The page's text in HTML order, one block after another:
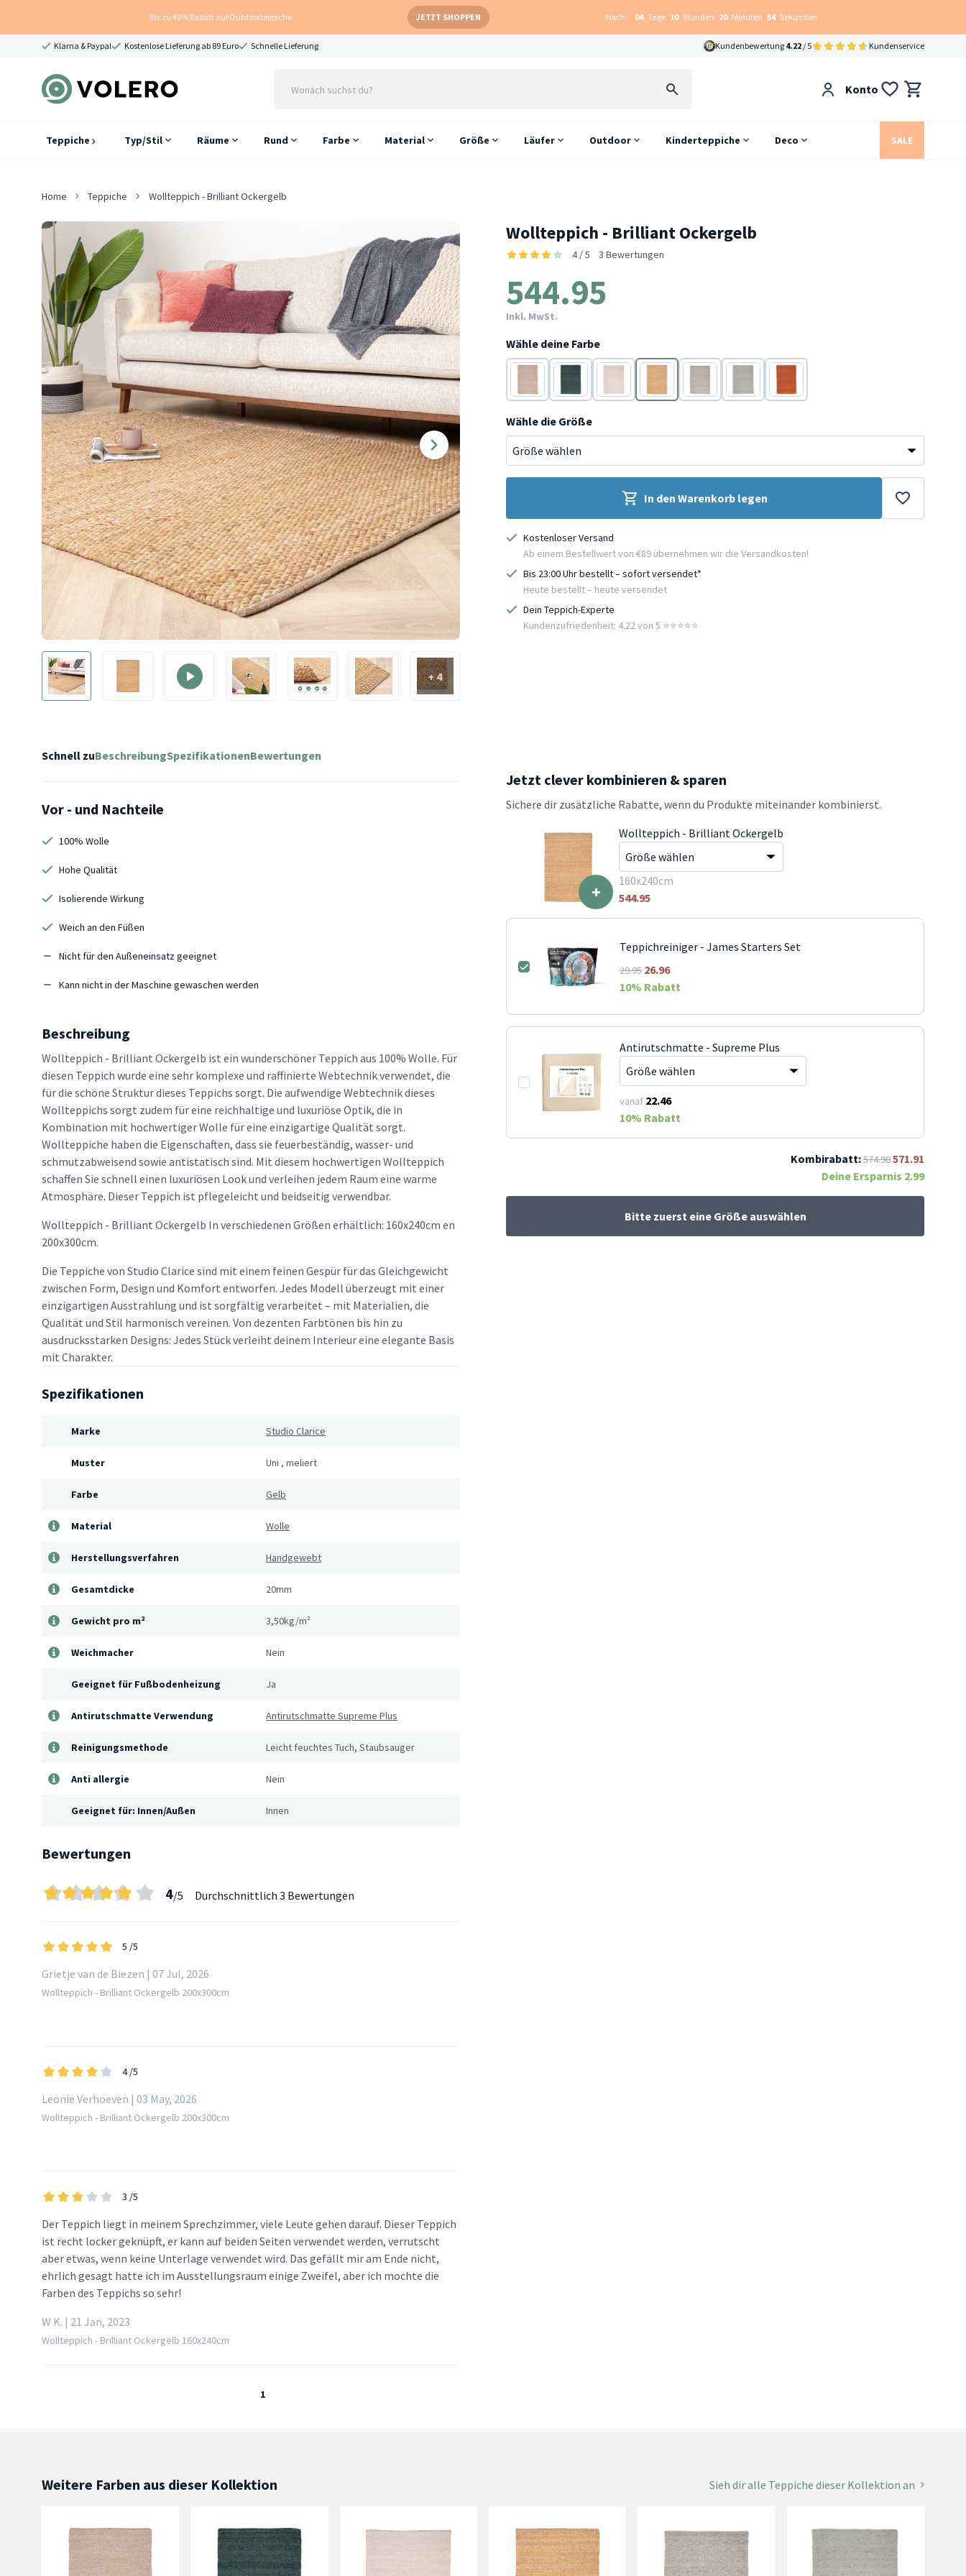
Bis zu 40% Rabatt auf Outdoorteppiche JETZT SHOPPEN Noch: 04 Tage 10 Stunden 20 Minuten 53 Sekunden
Klarna & Paypal Kostenlose Lieferung ab 89 Euro Schnelle Lieferung Kundenbewertung 4.22 / 5 Kundenservice
Konto
Teppiche Typ/Stil Räume Rund Farbe Material Größe Läufer Outdoor Kinderteppiche Deco SALE
Home Teppiche Wollteppich - Brilliant Ockergelb
+ 4
Wollteppich - Brilliant Ockergelb
4 / 5 3 Bewertungen
544.95
Inkl. MwSt.
Wähle deine Farbe
Beige Blau Creme Gelb Grau Mint
Rot
Wähle die Größe
In den Warenkorb legen
Kostenloser Versand
Ab einem Bestellwert von €89 übernehmen wir die Versandkosten!
Bis 23:00 Uhr bestellt – sofort versendet*
Heute bestellt – heute versendet
Dein Teppich-Experte
Kundenzufriedenheit: 4.22 von 5 ⭐️⭐️⭐️⭐️⭐️
Schnell zuBeschreibungSpezifikationenBewertungen
Vor - und Nachteile
100% Wolle
Hohe Qualität
Isolierende Wirkung
Weich an den Füßen
Nicht für den Außeneinsatz geeignet
Kann nicht in der Maschine gewaschen werden
Beschreibung
Wollteppich - Brilliant Ockergelb ist ein wunderschöner Teppich aus 100% Wolle. Für
diesen Teppich wurde eine sehr komplexe und raffinierte Webtechnik verwendet, die
für die schöne Struktur dieses Teppichs sorgt. Die aufwendige Webtechnik dieses
Wollteppichs sorgt zudem für eine reichhaltige und luxuriöse Optik, die in
Kombination mit hochwertiger Wolle für eine einzigartige Qualität sorgt.
Wollteppiche haben die Eigenschaften, dass sie feuerbeständig, wasser- und
schmutzabweisend sowie antistatisch sind. Mit diesem hochwertigen Wollteppich
schaffen Sie schnell einen luxuriösen Look und verleihen jedem Raum eine warme
Atmosphäre. Dieser Teppich ist pflegeleicht und beidseitig verwendbar.
Wollteppich - Brilliant Ockergelb In verschiedenen Größen erhältlich: 160x240cm en
200x300cm.
Die Teppiche von Studio Clarice sind mit einem feinen Gespür für das Gleichgewicht
zwischen Form, Design und Komfort entworfen. Jedes Modell überzeugt mit einer
einzigartigen Ausstrahlung und ist sorgfältig verarbeitet – mit Materialien, die
Qualität und Stil harmonisch vereinen. Von dezenten Farbtönen bis hin zu
ausdrucksstarken Designs: Jedes Stück verleiht deinem Interieur eine elegante Basis
mit Charakter.
Spezifikationen
Marke Studio Clarice
Muster Uni , meliert
Farbe Gelb
Material Wolle
Herstellungsverfahren Handgewebt
Gesamtdicke 20mm
Gewicht pro m² 3,50kg/m²
Weichmacher Nein
Geeignet für Fußbodenheizung Ja
Antirutschmatte Verwendung Antirutschmatte Supreme Plus
Reinigungsmethode Leicht feuchtes Tuch, Staubsauger
Anti allergie Nein
Geeignet für: Innen/Außen Innen
Bewertungen
4/5 Durchschnittlich 3 Bewertungen
5 /5
Grietje van de Biezen | 07 Jul, 2026
Wollteppich - Brilliant Ockergelb 200x300cm
4 /5
Leonie Verhoeven | 03 May, 2026
Wollteppich - Brilliant Ockergelb 200x300cm
3 /5
Der Teppich liegt in meinem Sprechzimmer, viele Leute gehen darauf. Dieser Teppich
ist recht locker geknüpft, er kann auf beiden Seiten verwendet werden, verrutscht
aber etwas, wenn keine Unterlage verwendet wird. Das gefällt mir am Ende nicht,
ehrlich gesagt hatte ich im Ausstellungsraum einige Zweifel, aber ich mochte die
Farben des Teppichs so sehr!
W K. | 21 Jan, 2023
Wollteppich - Brilliant Ockergelb 160x240cm
1
Jetzt clever kombinieren & sparen
Sichere dir zusätzliche Rabatte, wenn du Produkte miteinander kombinierst.
+
Wollteppich - Brilliant Ockergelb
160x240cm
544.95
Teppichreiniger - James Starters Set
29.95 26.96
10% Rabatt
Antirutschmatte - Supreme Plus
vanaf 22.46
10% Rabatt
Kombirabatt:574.90571.91
Deine Ersparnis 2.99
Bitte zuerst eine Größe auswählen
Weitere Farben aus dieser Kollektion Sieh dir alle Teppiche dieser Kollektion an